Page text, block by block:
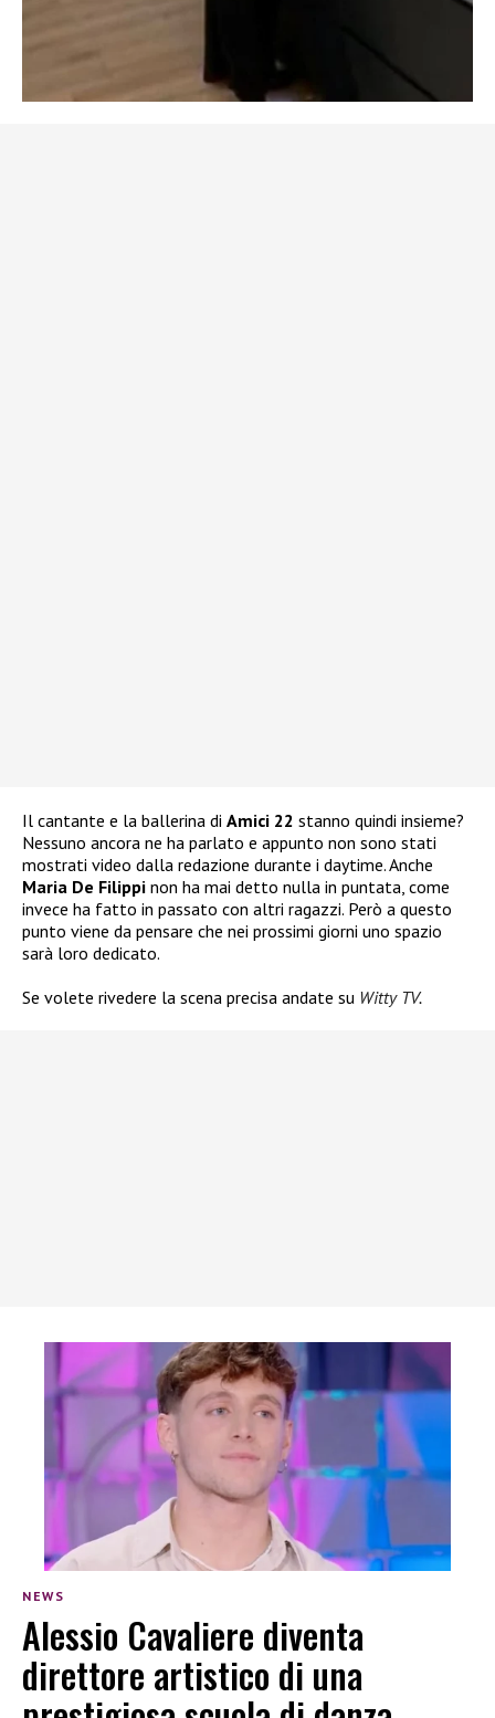
Il cantante e la ballerina di Amici 22 stanno quindi insieme?
Nessuno ancora ne ha parlato e appunto non sono stati
mostrati video dalla redazione durante i daytime. Anche
Maria De Filippi non ha mai detto nulla in puntata, come
invece ha fatto in passato con altri ragazzi. Però a questo
punto viene da pensare che nei prossimi giorni uno spazio
sarà loro dedicato.
Se volete rivedere la scena precisa andate su Witty TV.
NEWS
Alessio Cavaliere diventa
direttore artistico di una